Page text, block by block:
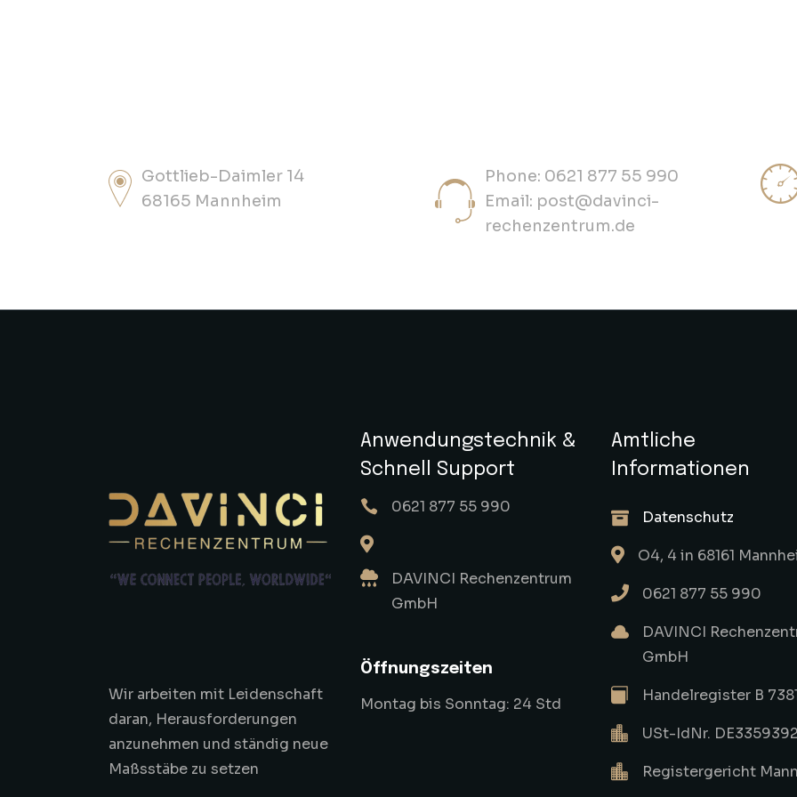
Gottlieb-Daimler 14
68165 Mannheim
Phone: 0621 877 55 990
Email: post@davinci-
rechenzentrum.de
Wir arbeiten mit Leidenschaft
daran, Herausforderungen
anzunehmen und ständig neue
Maßsstäbe zu setzen
Anwendungstechnik &
Schnell Support
0621 877 55 990
DAVINCI Rechenzentrum
GmbH
Öffnungszeiten
Montag bis Sonntag: 24 Std
Amtliche
Informationen
Datenschutz
O4, 4 in 68161
0621 877 55 990
DAVINCI
GmbH
Handelregister B
USt-IdNr.
Registergericht